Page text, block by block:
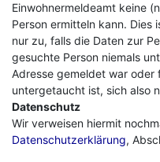
Einwohnermeldeamt keine
Person ermitteln kann. Dies
nur zu, falls die Daten zur
gesuchte Person niemals
Adresse gemeldet war oder
untergetaucht ist, sich also
Datenschutz
Wir verweisen hiermit
Datenschutzerklärung,